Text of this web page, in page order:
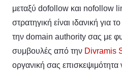
μεταξύ dofollow και nofollow
στρατηγική είναι ιδανική για
την domain authority σας με
συμβουλές από την Divramis
οργανική σας επισκεψιμότητα